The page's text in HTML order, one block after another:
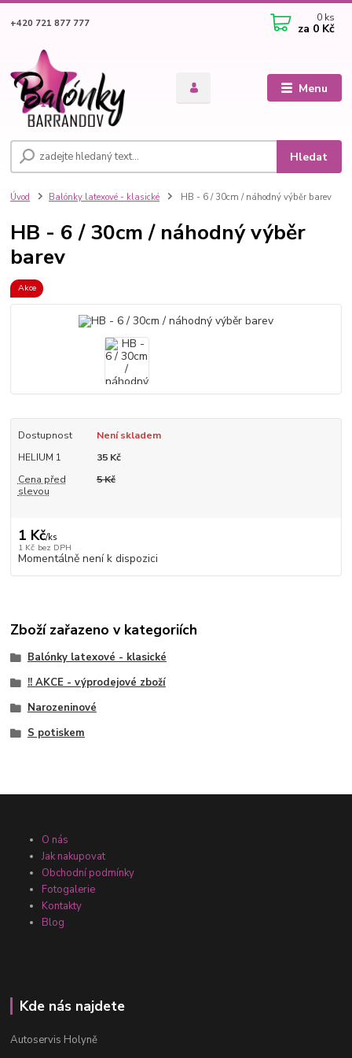
Menu
Hledat
+420 721 877 777 0 ks
za 0 Kč
Úvod Balónky latexové - klasické HB - 6 / 30cm / náhodný výběr barev
HB - 6 / 30cm / náhodný výběr
barev
Akce
Dostupnost
Není skladem
HELIUM 1
35 Kč
Cena před
slevou
5 Kč
1 Kč/ks
1 Kč bez DPH
Momentálně není k dispozici
Zboží zařazeno v kategoriích
Balónky latexové - klasické
!! AKCE - výprodejové zboží
Narozeninové
S potiskem
O nás
Jak nakupovat
Obchodní podmínky
Fotogalerie
Kontakty
Blog
Kde nás najdete
Autoservis Holyně